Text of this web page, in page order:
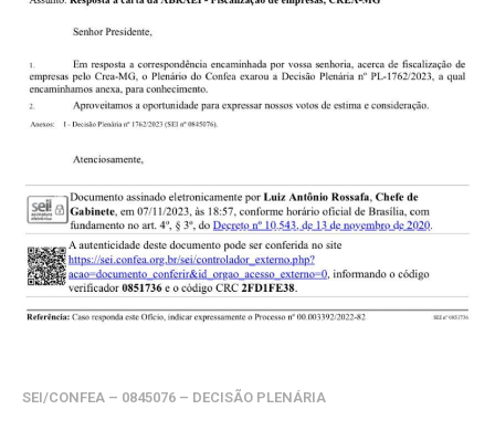
SEI/CONFEA – 0845076 – DECISÃO PLENÁRIA